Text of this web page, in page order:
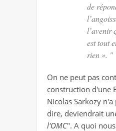
de
l’avenir
est tout
rien ». "
On ne peut pas
construction d'une
Nicolas Sarkozy
dire, deviendrait
l'OMC". A quoi